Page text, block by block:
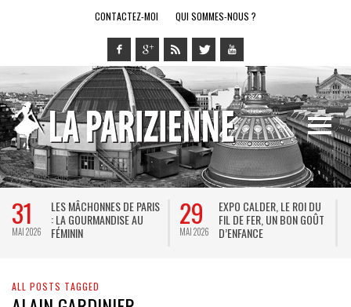
CONTACTEZ-MOI QUI SOMMES-NOUS ?
31
MAI 2026
LES MÂCHONNES DE PARIS
: LA GOURMANDISE AU
FÉMININ
29
MAI 2026
EXPO CALDER, LE ROI DU
FIL DE FER, UN BON GOÛT
D’ENFANCE
ALL POSTS TAGGED